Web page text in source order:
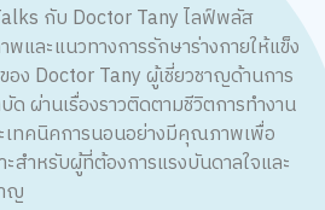
กับ Doctor Tany ไลฟ์พลัส
และแนวทางการรักษาร่างกายให้แข็ง
ง Doctor Tany ผู้เชี่ยวชาญด้านการ
ผ่านเรื่องราวติดตามชีวิตการทำงาน
เทคนิคการนอนอย่างมีคุณภาพเพื่อ
สำหรับผู้ที่ต้องการแรงบันดาลใจและ
ญ